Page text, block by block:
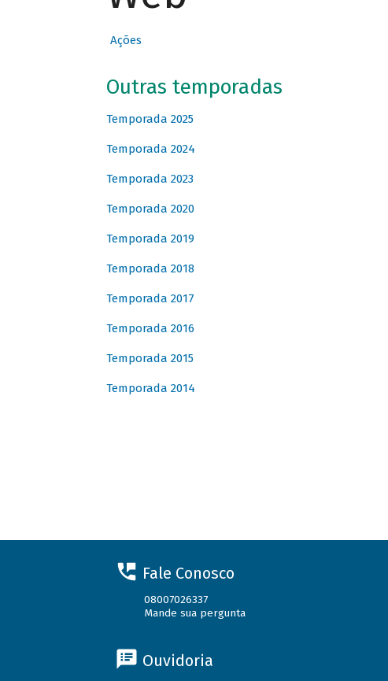
Ações
Outras temporadas
Temporada 2025
Temporada 2024
Temporada 2023
Temporada 2020
Temporada 2019
Temporada 2018
Temporada 2017
Temporada 2016
Temporada 2015
Temporada 2014
Fale Conosco
08007026337
Mande sua pergunta
Ouvidoria